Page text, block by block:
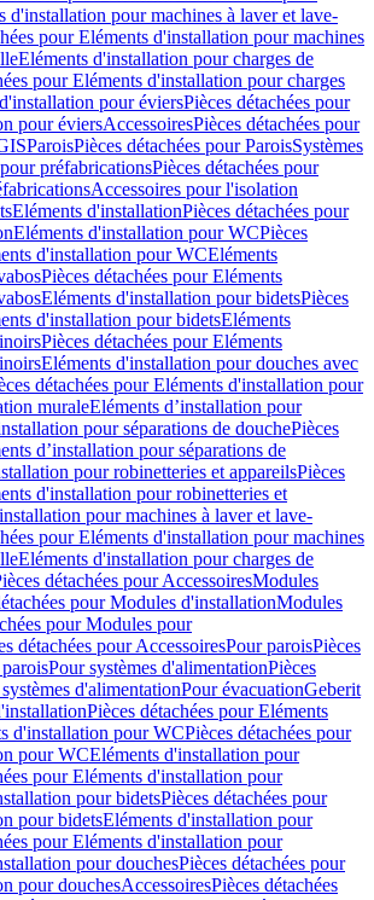
d'installation pour machines à laver et lave-
pour Eléments d'installation pour machines
Eléments d'installation pour charges de
pour Eléments d'installation pour charges
pour éviersPièces détachées pour
pour éviersAccessoiresPièces détachées pour
ParoisPièces détachées pour ParoisSystèmes
préfabricationsPièces détachées pour
Accessoires pour l'isolation
Eléments d'installationPièces détachées pour
Eléments d'installation pour WCPièces
d'installation pour WCEléments
Pièces détachées pour Eléments
Eléments d'installation pour bidetsPièces
d'installation pour bidetsEléments
Pièces détachées pour Eléments
Eléments d'installation pour douches avec
détachées pour Eléments d'installation pour
muraleEléments d’installation pour
pour séparations de douchePièces
d’installation pour séparations de
pour robinetteries et appareilsPièces
d'installation pour robinetteries et
pour machines à laver et lave-
pour Eléments d'installation pour machines
Eléments d'installation pour charges de
détachées pour AccessoiresModules
pour Modules d'installationModules
pour Modules pour
détachées pour AccessoiresPour paroisPièces
Pour systèmes d'alimentationPièces
d'alimentationPour évacuationGeberit
Pièces détachées pour Eléments
d'installation pour WCPièces détachées pour
pour WCEléments d'installation pour
pour Eléments d'installation pour
pour bidetsPièces détachées pour
pour bidetsEléments d'installation pour
pour Eléments d'installation pour
pour douchesPièces détachées pour
pour douchesAccessoiresPièces détachées